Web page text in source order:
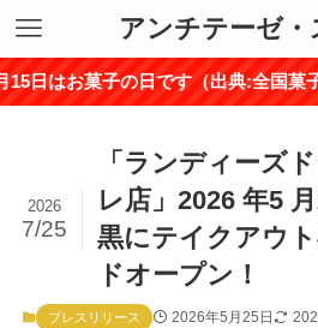
アンチテーゼ
子の日です（出典:全国菓子工業組合
「ランディーズ
レ店」2026 年5
黒にテイクアウ
ドオープン！
2026
7/25
プレスリリース 2026年5月25日